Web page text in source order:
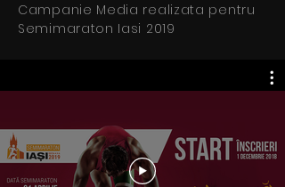
Campanie Media realizata pentru
Semimaraton Iasi 2019